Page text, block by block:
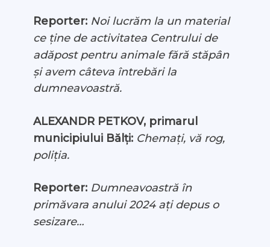
Reporter: Noi lucrăm la un material
ce ține de activitatea Centrului de
adăpost pentru animale fără stăpân
și avem câteva întrebări la
dumneavoastră.
ALEXANDR PETKOV, primarul
municipiului Bălți: Chemați, vă rog,
poliția.
Reporter: Dumneavoastră în
primăvara anului 2024 ați depus o
sesizare…